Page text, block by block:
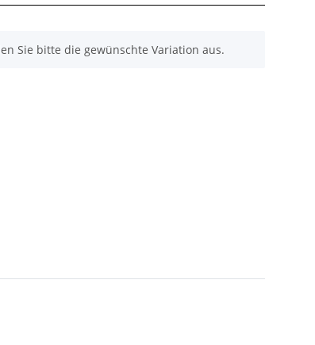
Sie bitte die gewünschte Variation aus.